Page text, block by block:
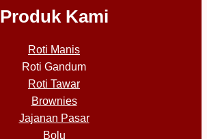
Produk Kami
Roti Manis
Roti Gandum
Roti Tawar
Brownies
Jajanan Pasar
Bolu